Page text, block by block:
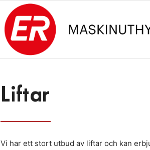
Liftar
Vi har ett stort utbud av liftar och kan